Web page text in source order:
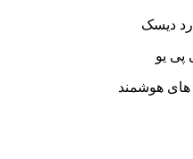
دیسک
پی یو
هوشمند